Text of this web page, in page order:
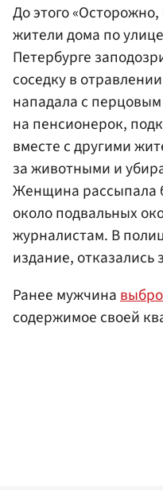
До этого
жители дома по
Петербурге
соседку в
нападала с
на пенсионерок,
вместе с другими
за животными и
Женщина рассыпала
около подвальных
журналистам. В
издание, отказались
Ранее мужчина
содержимое своей